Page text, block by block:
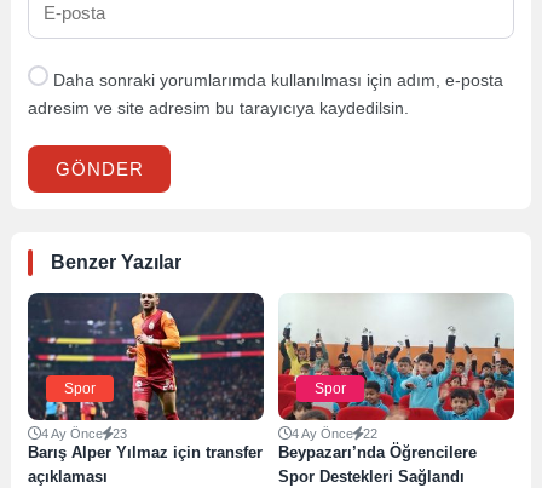
Daha sonraki yorumlarımda kullanılması için adım, e-posta
adresim ve site adresim bu tarayıcıya kaydedilsin.
GÖNDER
Benzer Yazılar
Spor
4 Ay Önce 23
Barış Alper Yılmaz için transfer
açıklaması
Spor
4 Ay Önce 22
Beypazarı’nda Öğrencilere
Spor Destekleri Sağlandı